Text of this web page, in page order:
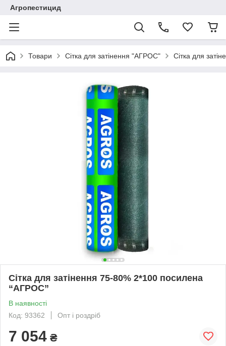
Агропестицид
Товари Сітка для затінення "АГРОС" Сітка для
Сітка для затінення 75-80% 2*100 посилена
“AГРОС”
В наявності
Код: 93362
Опт і роздріб
7 054 ₴